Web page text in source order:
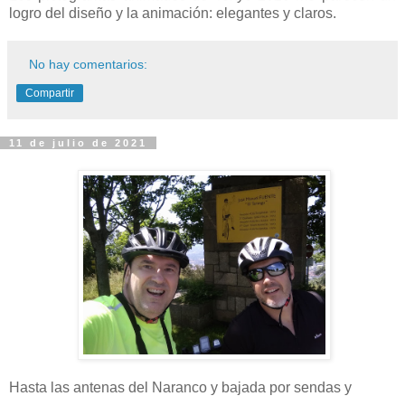
logro del diseño y la animación: elegantes y claros.
No hay comentarios:
Compartir
11 de julio de 2021
Hasta las antenas del Naranco y bajada por sendas y